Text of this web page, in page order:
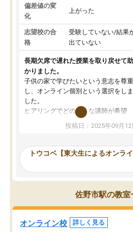
偏差値の変
化
上がった
志望校の合
格
受験していない/結果
出ていない
長期欠席で遅れた授業を取り戻せて助
かりました。
子供の家で学びたいという意志を尊重
し、オンライン個別という選択をしま
した。
ヒアリングでどのような講師が希望
か、オプションは付帯するかなど選ぶ
事が出来ました。
ーティングを行い、その講師で良いか
見てから講師を決定する事ができま
す。
うちの子は、初回面談の講師の方で決
オンラインツールを使用した単語帳の
共有があり宿題もそちらで出される形
投稿日：2025年09月12
トウコベ【東大生によるオンラ
佐野市駅の教室
オンライン校 詳しく見る